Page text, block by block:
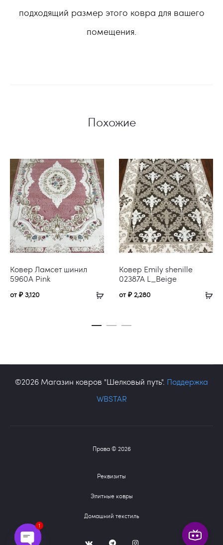
подходящий размер этого ковра для вашего
помещения.
Похожие
Ковер Ламсет шинил
5960A Pink
от ₽3,120
Ковер Emily shenille
02387A L_Beige
от ₽2,280
©2026 Магазин ковров "Шелковый путь". Поддержка
WBSTAR
Права © 2026
Реквизиты
Элитные ковры
Домашний текстиль
V T I
1